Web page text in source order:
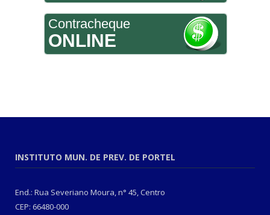
Contracheque
ONLINE
INSTITUTO MUN. DE PREV. DE PORTEL
End.: Rua Severiano Moura, n° 45, Centro
CEP: 66480-000